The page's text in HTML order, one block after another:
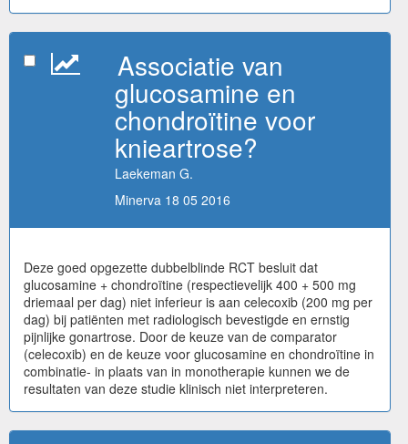
Associatie van
glucosamine en
chondroïtine voor
knieartrose?
Laekeman G.
Minerva 18 05 2016
Deze goed opgezette dubbelblinde RCT besluit dat
glucosamine + chondroïtine (respectievelijk 400 + 500 mg
driemaal per dag) niet inferieur is aan celecoxib (200 mg per
dag) bij patiënten met radiologisch bevestigde en ernstig
pijnlijke gonartrose. Door de keuze van de comparator
(celecoxib) en de keuze voor glucosamine en chondroïtine in
combinatie- in plaats van in monotherapie kunnen we de
resultaten van deze studie klinisch niet interpreteren.